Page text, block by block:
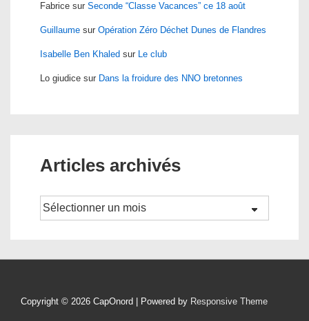
Fabrice sur Seconde “Classe Vacances” ce 18 août
Guillaume sur Opération Zéro Déchet Dunes de Flandres
Isabelle Ben Khaled sur Le club
Lo giudice sur Dans la froidure des NNO bretonnes
Articles archivés
Archives
Copyright © 2026 CapOnord | Powered by Responsive Theme